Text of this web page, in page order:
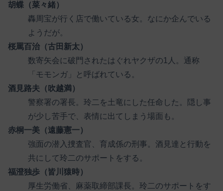
胡蝶（菜々緒）
轟周宝が行く店で働いている女。なにか企んでいる
ようだが。
桜罵百治（古田新太）
数寄矢会に破門されたはぐれヤクザの1人。通称
「モモンガ」と呼ばれている。
酒見路夫（吹越満）
警察署の署長。玲二を土竜にした任命した。隠し事
が少し苦手で、表情に出てしまう場面も。
赤桐一美（遠藤憲一）
強面の潜入捜査官、育成係の刑事。酒見達と行動を
共にして玲二のサポートをする。
福澄独歩（皆川猿時）
厚生労働省、麻薬取締部課長。玲二のサポートをす